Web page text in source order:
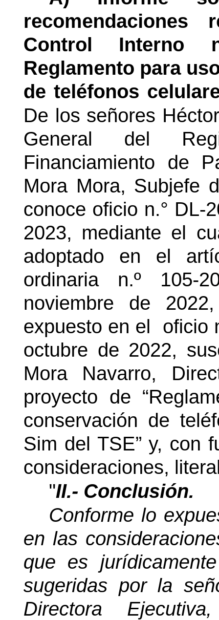
Control Interno
Reglamento para
de teléfonos
De los señores
General del
Financiamiento de
Mora Mora, Subjefe
conoce oficio n.° DL-
2023, mediante el
adoptado en el
ordinaria n.º 105-
noviembre de
expuesto en el
oficio
octubre de 2022,
Mora Navarro,
proyecto de
conservación de
Sim del TSE” y, con
consideraciones,
"II.- Conclusión.
Conforme lo
en las
que es
sugeridas por la
Directora